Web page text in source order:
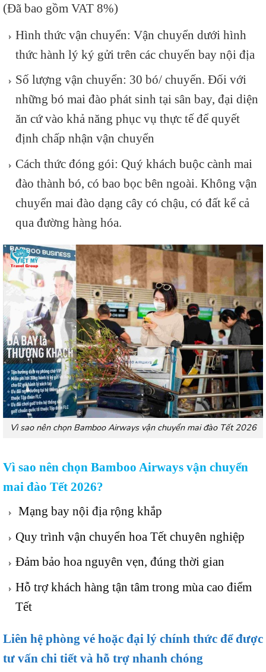
(Đã bao gồm VAT 8%)
Hình thức vận chuyển: Vận chuyển dưới hình
thức hành lý ký gửi trên các chuyến bay nội địa
Số lượng vận chuyển: 30 bó/ chuyến. Đối với
những bó mai đào phát sinh tại sân bay, đại diện
ăn cứ vào khả năng phục vụ thực tế để quyết
định chấp nhận vận chuyển
Cách thức đóng gói: Quý khách buộc cành mai
đào thành bó, có bao bọc bên ngoài. Không vận
chuyển mai đào dạng cây có chậu, có đất kể cả
qua đường hàng hóa.
Vì sao nên chọn Bamboo Airways vận chuyển mai đào Tết 2026
Vì sao nên chọn Bamboo Airways vận chuyển
mai đào Tết 2026?
Mạng bay nội địa rộng khắp
Quy trình vận chuyển hoa Tết chuyên nghiệp
Đảm bảo hoa nguyên vẹn, đúng thời gian
Hỗ trợ khách hàng tận tâm trong mùa cao điểm
Tết
Liên hệ phòng vé hoặc đại lý chính thức để được
tư vấn chi tiết và hỗ trợ nhanh chóng